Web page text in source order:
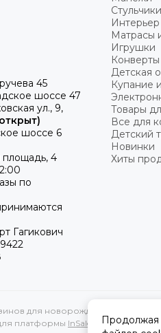
45
шоссе 47
ул., 9,
шоссе 6
площадь, 4
по
Гагикович
Интерьер
Матрасы
Игрушки
Конверты
Детская
Купание
Товары
Все для
Детский
Новинки
Хиты
для новорожденных.
платформы InSales
Продолжая